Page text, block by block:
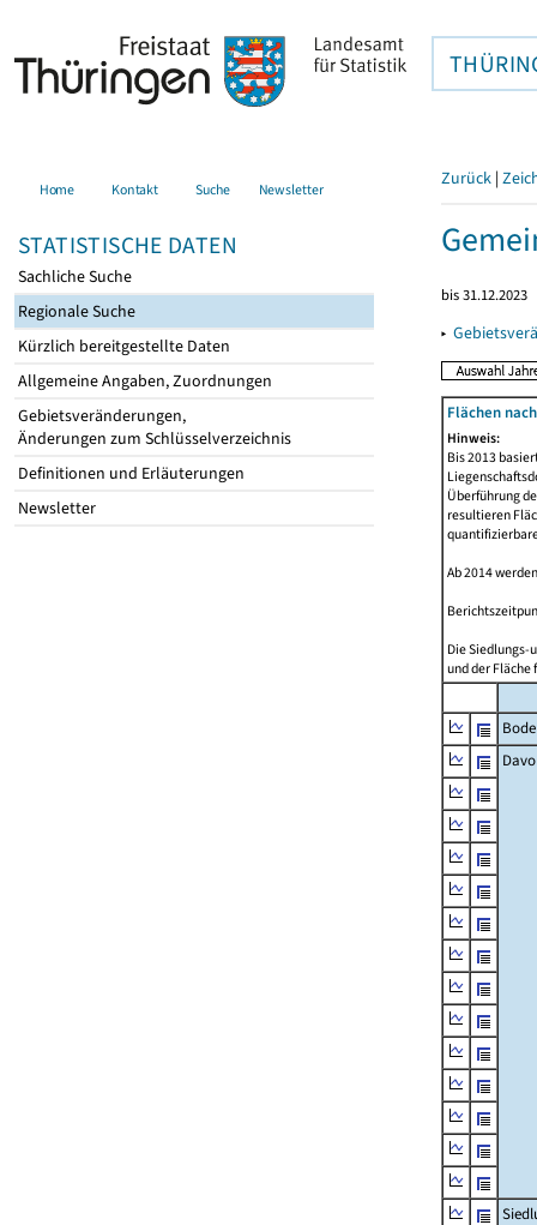
Home Kontakt Suche Newsletter
STATISTISCHE DATEN
Sachliche Suche
Regionale Suche
Kürzlich bereitgestellte Daten
Allgemeine Angaben, Zuordnungen
Gebietsveränderungen,
Änderungen zum Schlüsselverzeichnis
Definitionen und Erläuterungen
Newsletter
Zurück |
bis 31.12.2023
▸
Flächen
Hinweis:
Bis 2013
Überführung
resultieren
Ab 2014
Die Siedlungs-
und der Fläche